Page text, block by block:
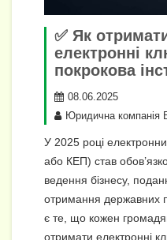
✅ Як
електронні
покрокова
08.06.2025
Юридична
У 2025 році
або КЕП) став
ведення бізнесу,
отримання державних
є те, що кожен
отримати електронні